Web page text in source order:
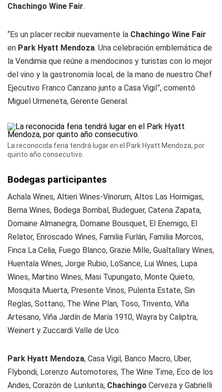
Chachingo Wine Fair.
“Es un placer recibir nuevamente la Chachingo Wine Fair
en Park Hyatt Mendoza. Una celebración emblemática de
la Vendimia que reúne a mendocinos y turistas con lo mejor
del vino y la gastronomía local, de la mano de nuestro Chef
Ejecutivo Franco Canzano junto a Casa Vigil”, comentó
Miguel Urmeneta, Gerente General.
La reconocida feria tendrá lugar en el Park Hyatt Mendoza, por
quinto año consecutivo.
Bodegas participantes
Achala Wines, Altieri Wines-Vinorum, Altos Las Hormigas,
Berna Wines, Bodega Bombal, Budeguer, Catena Zapata,
Domaine Almanegra, Domaine Bousquet, El Enemigo, El
Relator, Enroscado Wines, Familia Furlán, Familia Morcos,
Finca La Celia, Fuego Blanco, Grazie Mille, Gualtallary Wines,
Huentala Wines, Jorge Rubio, LoSance, Lui Wines, Lupa
Wines, Martino Wines, Masi Tupungato, Monte Quieto,
Mosquita Muerta, Presente Vinos, Pulenta Estate, Sin
Reglas, Sottano, The Wine Plan, Toso, Trivento, Viña
Artesano, Viña Jardín de María 1910, Wayra by Caliptra,
Weinert y Zuccardi Valle de Uco.
Park Hyatt Mendoza, Casa Vigil, Banco Macro, Uber,
Flybondi, Lorenzo Automotores, The Wine Time, Eco de los
Andes, Corazón de Lunlunta, Chachingo Cerveza y Gabrielli